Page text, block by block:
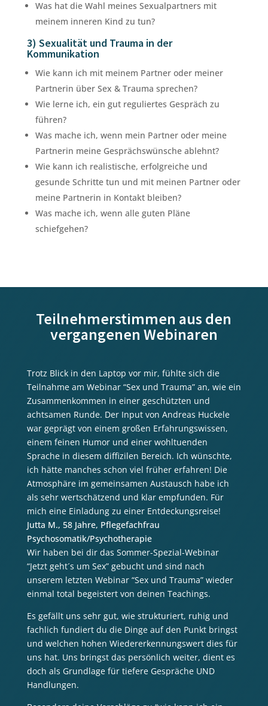
Was hat die Wahl meines Sexualpartners mit
meinem inneren Kind zu tun?
3) Sexualität und Trauma in der
Kommunikation
Wie kann ich mit meinem Partner oder meiner
Partnerin über Sex & Trauma sprechen?
Wie lerne ich, ein gut reguliertes Gespräch zu
führen?
Was mache ich, wenn mein Partner oder meine
Partnerin meine Gesprächswünsche ablehnt?
Wie kann ich realistische, erfolgreiche und
gesunde Schritte tun und mit meinen Partner oder
meine Partnerin in Kontakt bleiben?
Was mache ich, wenn alle guten Pläne
schiefgehen?
Teilnehmerstimmen aus den
vergangenen Webinaren
Trotz Blick in den Laptop vor mir, fühlte sich die
Teilnahme am Webinar “Sex und Trauma” an, wie ein
Zusammenkommen in einer geschützten und
achtsamen Runde. Der Input von Andreas Huckele
war geprägt von einem großen Erfahrungswissen,
einem feinen Humor und einer wohltuenden
Sprache in diesem diffizilen Bereich. Ich wünschte,
ich hätte manches schon viel früher erfahren! Die
Atmosphäre im gemeinsamen Austausch habe ich
als sehr wertschätzend und klar empfunden. Für
mich eine Einladung zu einer Entdeckungsreise!
Jutta M., 58 Jahre, Pflegefachfrau
Psychosomatik/Psychotherapie
Wir haben bei dir das Sommer-Spezial-Webinar
“Jetzt geht´s um Sex”gebucht und sind nach
unserem letzten Webinar “Sex und Trauma” wieder
einmal total begeistert von deinen Teachings.
Es gefällt uns sehr gut, wie strukturiert, ruhig und
fachlich fundiert du die Dinge auf den Punkt bringst
und welchen hohen Wiedererkennungswert dies für
uns hat. Uns bringst das persönlich weiter, dient es
doch als Grundlage für tiefere Gespräche UND
Handlungen.